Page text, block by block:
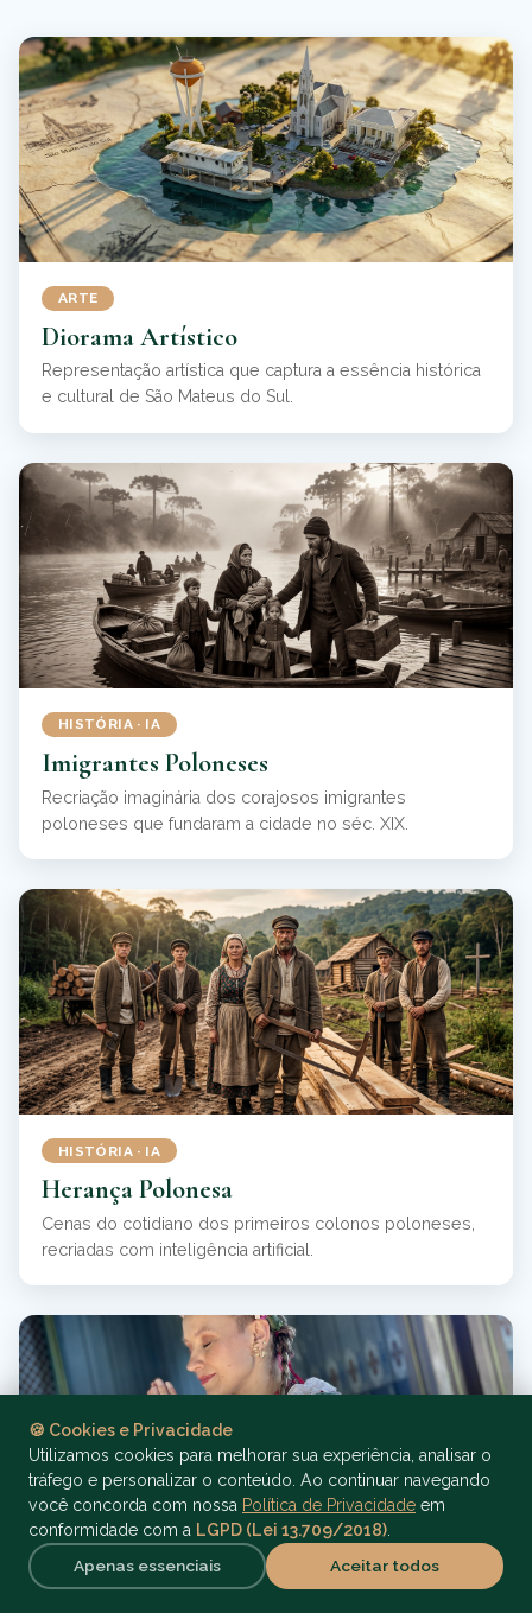
ARTE
Diorama Artístico
Representação artística que captura a essência histórica
e cultural de São Mateus do Sul.
HISTÓRIA · IA
Imigrantes Poloneses
Recriação imaginária dos corajosos imigrantes
poloneses que fundaram a cidade no séc. XIX.
HISTÓRIA · IA
Herança Polonesa
Cenas do cotidiano dos primeiros colonos poloneses,
recriadas com inteligência artificial.
FÉ E CULTURA
🍪 Cookies e Privacidade
Utilizamos cookies para melhorar sua experiência, analisar o
tráfego e personalizar o conteúdo. Ao continuar navegando
você concorda com nossa Política de Privacidade em
conformidade com a LGPD (Lei 13.709/2018)
Apenas essenciais
Aceitar todos